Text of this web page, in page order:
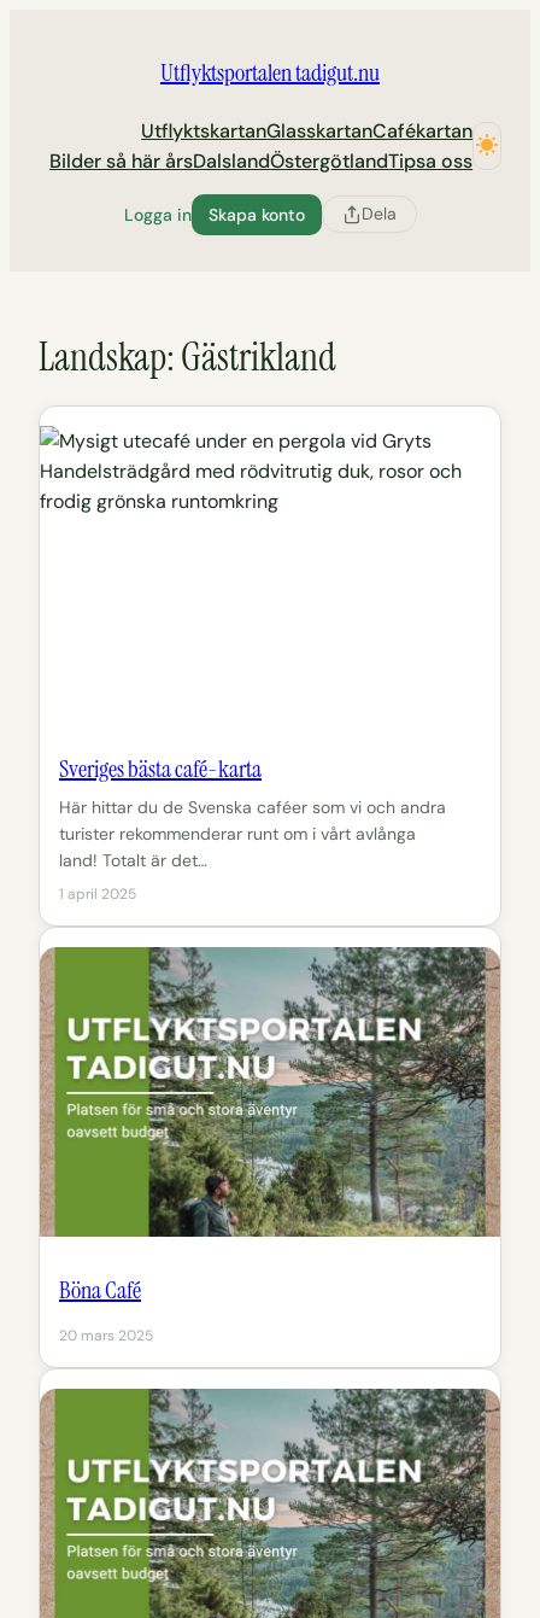
Utflyktsportalen tadigut.nu
UtflyktskartanGlasskartanCafékartan
Bilder så här årsDalslandÖstergötlandTipsa oss
Logga in Skapa konto Dela
Landskap:Gästrikland
Sveriges bästa café-karta
Här hittar du de Svenska caféer som vi och andra
turister rekommenderar runt om i vårt avlånga
land! Totalt är det…
1 april 2025
Böna Café
20 mars 2025